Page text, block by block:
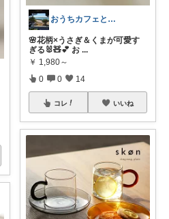
おうちカフェと癒やしアイテム
🌸花柄×うさぎ＆くまが可愛す
ぎる🐰🧸💕 お ...
￥ 1,980～
0 0 14
コレ いいね